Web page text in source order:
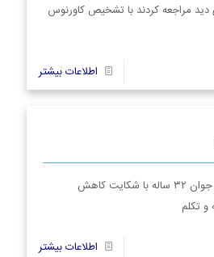
مراجعه کردند با تشخیص کاورنوس
اطلاعات بیشتر
تومور داخل بطن در آقای جوان ۳۲ ساله با شکایت کاهش
تکلم
اطلاعات بیشتر